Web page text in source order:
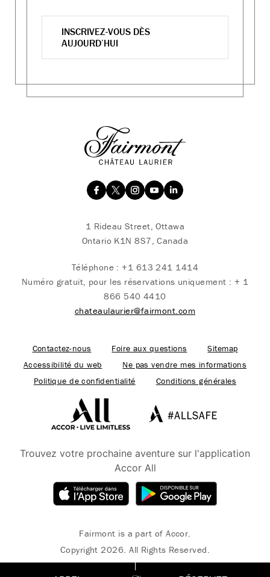
INSCRIVEZ-VOUS DÈS
AUJOURD’HUI
1 Rideau Street, Ottawa
Ontario K1N 8S7, Canada
Téléphone : +1 613 241 1414
Numéro gratuit, pour les réservations uniquement : + 1
866 540 4410
chateaulaurier@fairmont.com
Contactez-nous Foire aux questions
Sitemap
Accessibilité du web
Ne pas vendre mes informations
Politique de confidentialité
Conditions générales
Trouvez votre prochaine aventure sur l'application
Accor All
Fairmont is a part of Accor.
Copyright 2026. All Rights Reserved.